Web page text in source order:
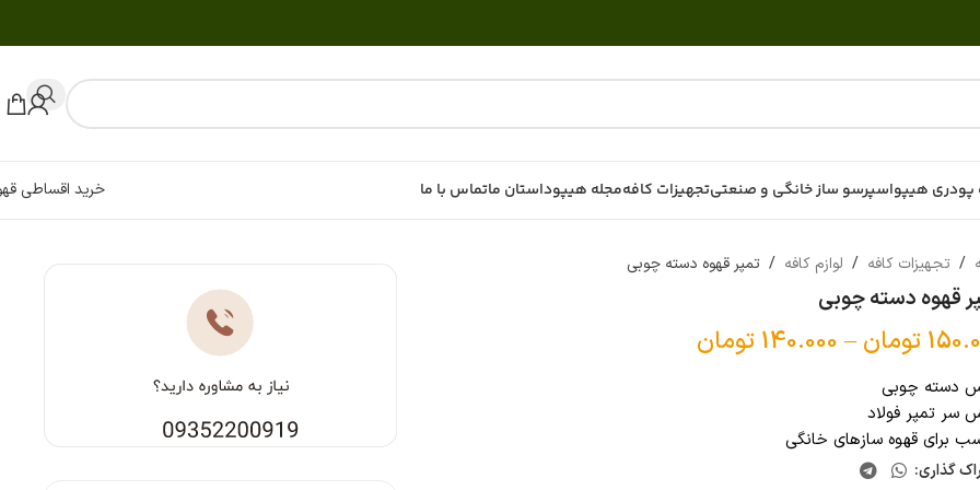
هیپواسپرسو ساز خانگی و صنعتیتجهیزات کافهمجله هیپوداستان ماتماس با ما خرید اقساطی
/ تجهیزات کافه / لوازم کافه / تمپر قهوه دسته چوبی
قهوه دسته چوبی
تومان –
140.000 تومان
دسته چوبی
سر تمپر فولاد
برای قهوه سازهای خانگی
گذاری: